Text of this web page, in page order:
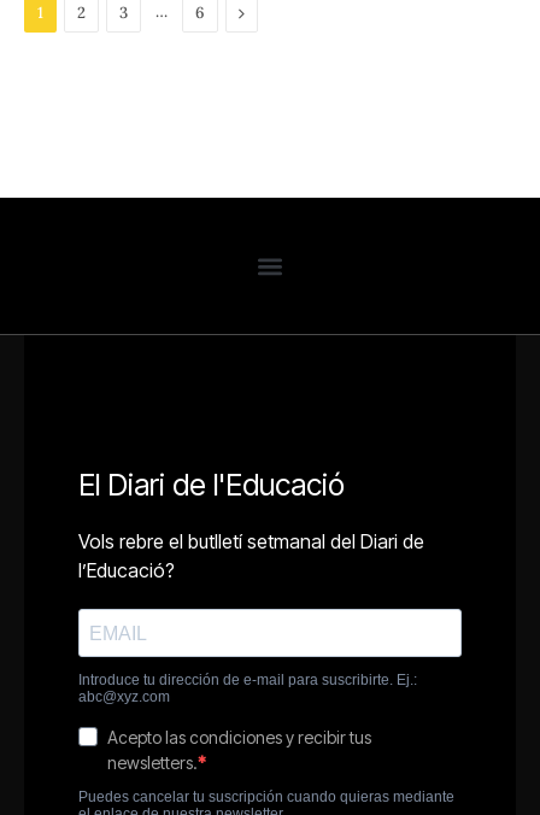
1 2 3 … 6 Next